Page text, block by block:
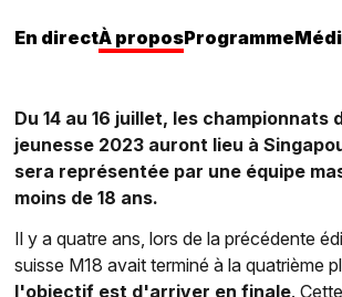
En directÀ proposProgramme
Du 14 au 16 juillet, les championnats
jeunesse 2023 auront lieu à
sera représentée par une équipe
moins de 18 ans.
Il y a quatre ans, lors de la précédente
suisse M18 avait terminé à la quatrième
l'objectif est d'arriver en finale.